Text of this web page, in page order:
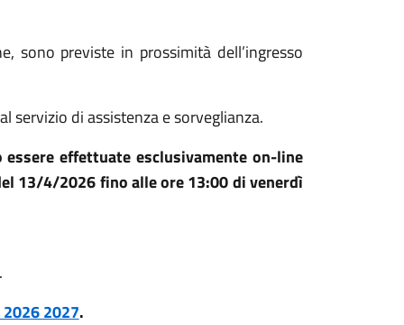
sono previste in prossimità dell’ingresso
servizio di assistenza e sorveglianza.
effettuate esclusivamente on-line
13/4/2026 fino alle ore 13:00 di venerdì
2027.